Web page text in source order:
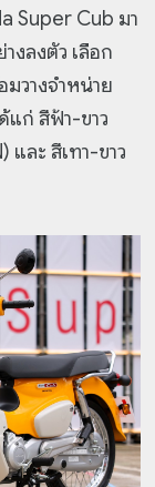
Super Cub มา
งลงตัว เลือก
มวางจำหน่าย
แก่ สีฟ้า-ขาว
และ สีเทา-ขาว